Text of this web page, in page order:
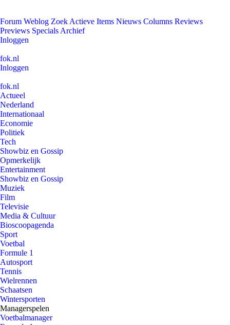
Forum Weblog Zoek Actieve Items Nieuws Columns Reviews
Previews Specials Archief
Inloggen
fok.nl
Inloggen
fok.nl
Actueel
Nederland
Internationaal
Economie
Politiek
Tech
Showbiz en Gossip
Opmerkelijk
Entertainment
Showbiz en Gossip
Muziek
Film
Televisie
Media & Cultuur
Bioscoopagenda
Sport
Voetbal
Formule 1
Autosport
Tennis
Wielrennen
Schaatsen
Wintersporten
Managerspelen
Voetbalmanager